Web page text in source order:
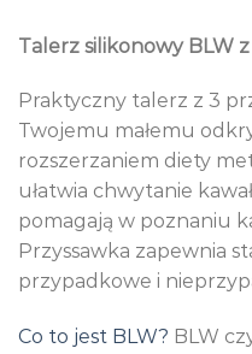
Talerz silikonowy BLW
Praktyczny talerz z 3
Twojemu małemu
rozszerzaniem diety
ułatwia chwytanie
pomagają w poznaniu
Przyssawka zapewnia
przypadkowe i
Co to jest BLW? BLW